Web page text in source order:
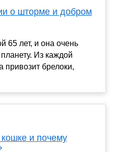
о шторме и добром
65 лет, и она очень
Из каждой
приво­зит брелоки,
и почему